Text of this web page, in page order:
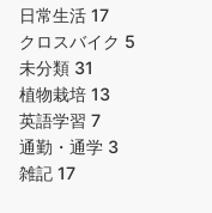
日常生活 17
クロスバイク 5
未分類 31
植物栽培 13
英語学習 7
通勤・通学 3
雑記 17